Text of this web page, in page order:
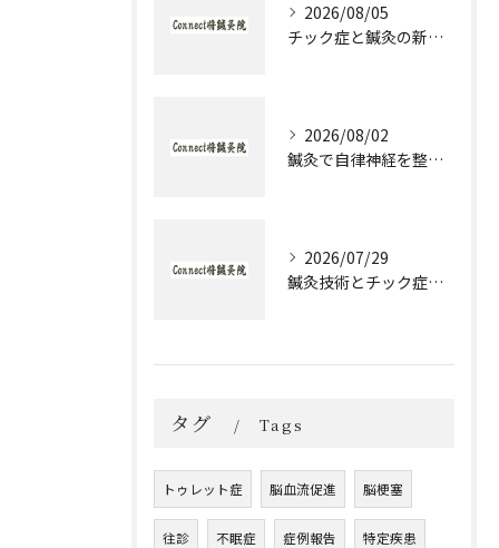
2026/08/05
チック症と鍼灸の新作治療体験談とセルフケア実践ガイド
2026/08/02
鍼灸で自律神経を整える発達障害のための実践アプローチ
2026/07/29
鍼灸技術とチック症治療の実際と大阪府大阪市城東区森之宮で選ぶ理由
タグ Tags
トゥレット症 脳血流促進 脳梗塞
往診 不眠症 症例報告 特定疾患